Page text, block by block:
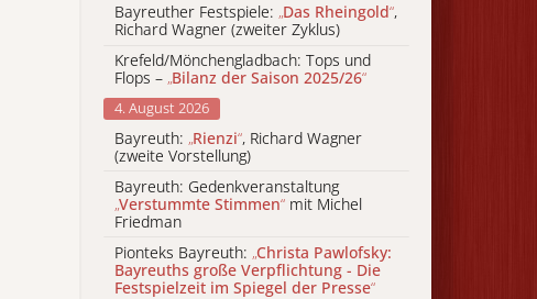
Bayreuther Festspiele: „Das Rheingold“,
Richard Wagner (zweiter Zyklus)
Krefeld/Mönchengladbach: Tops und
Flops – „Bilanz der Saison 2025/26“
4. August 2026
Bayreuth: „Rienzi“, Richard Wagner
(zweite Vorstellung)
Bayreuth: Gedenkveranstaltung
„Verstummte Stimmen“ mit Michel
Friedman
Pionteks Bayreuth: „Christa Pawlofsky:
Bayreuths große Verpflichtung - Die
Festspielzeit im Spiegel der Presse“